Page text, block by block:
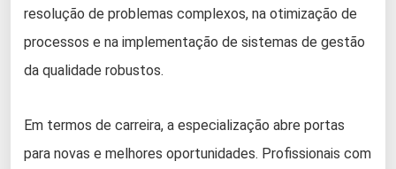
resolução de problemas complexos, na otimização de
processos e na implementação de sistemas de gestão
da qualidade robustos.
Em termos de carreira, a especialização abre portas
para novas e melhores oportunidades. Profissionais com